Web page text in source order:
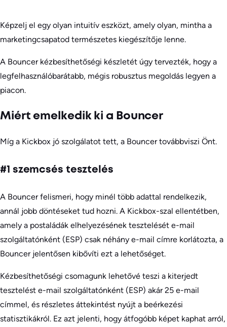
Képzelj el egy olyan intuitív eszközt, amely olyan, mintha a
marketingcsapatod természetes kiegészítője lenne.
A Bouncer kézbesíthetőségi készletét úgy tervezték, hogy a
legfelhasználóbarátabb, mégis robusztus megoldás legyen a
piacon.
Miért emelkedik ki a Bouncer
Míg a Kickbox jó szolgálatot tett, a Bouncer továbbviszi Önt.
#1 szemcsés tesztelés
A Bouncer felismeri, hogy minél több adattal rendelkezik,
annál jobb döntéseket tud hozni. A Kickbox-szal ellentétben,
amely a postaládák elhelyezésének tesztelését e-mail
szolgáltatónként (ESP) csak néhány e-mail címre korlátozta, a
Bouncer jelentősen kibővíti ezt a lehetőséget.
Kézbesíthetőségi csomagunk lehetővé teszi a kiterjedt
tesztelést e-mail szolgáltatónként (ESP) akár 25 e-mail
címmel, és részletes áttekintést nyújt a beérkezési
statisztikákról. Ez azt jelenti, hogy átfogóbb képet kaphat arról,